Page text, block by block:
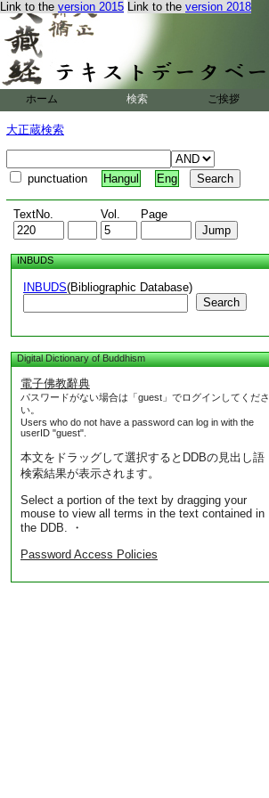
Link to the version 2015 Link to the version 2018
ホーム 検索 ご挨拶
大正蔵検索
punctuation Hangul Eng
TextNo. Vol. Page
INBUDS
INBUDS(Bibliographic Database)
Search
Digital Dictionary of Buddhism
電子佛教辭典
パスワードがない場合は「guest」でログインしてくださ
い。
Users who do not have a password can log in with the
userID "guest".
本文をドラッグして選択するとDDBの見出し語
検索結果が表示されます。
Select a portion of the text by dragging your
mouse to view all terms in the text contained in
the DDB. ・
Password Access Policies